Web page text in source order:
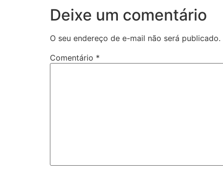
Deixe um comentário
O seu endereço de e-mail não será publicado.
Comentário *